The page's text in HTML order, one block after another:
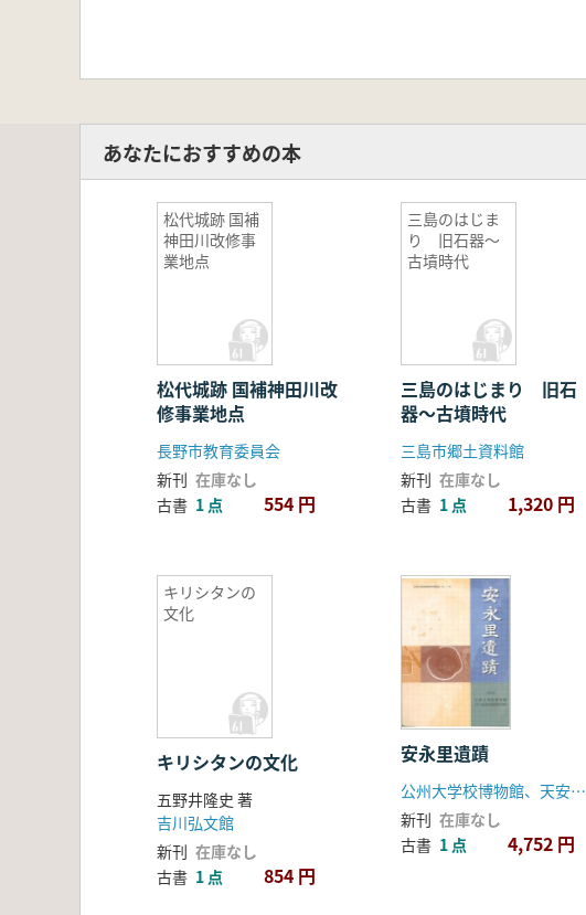
あなたにおすすめの本
松代城跡 国補
神田川改修事
業地点
松代城跡 国補神田川改
修事業地点
長野市教育委員会
新刊 在庫なし
古書 1 点 554 円
三島のはじま
り 旧石器〜
古墳時代
三島のはじまり 旧石
器〜古墳時代
三島市郷土資料館
新刊 在庫なし
古書 1 点 1,320 円
キリシタンの
文化
キリシタンの文化
五野井隆史 著
吉川弘文館
新刊 在庫なし
古書 1 点 854 円
安永里遺蹟
公州大学校博物館、天安論山間高速道路株式会社
新刊 在庫なし
古書 1 点 4,752 円